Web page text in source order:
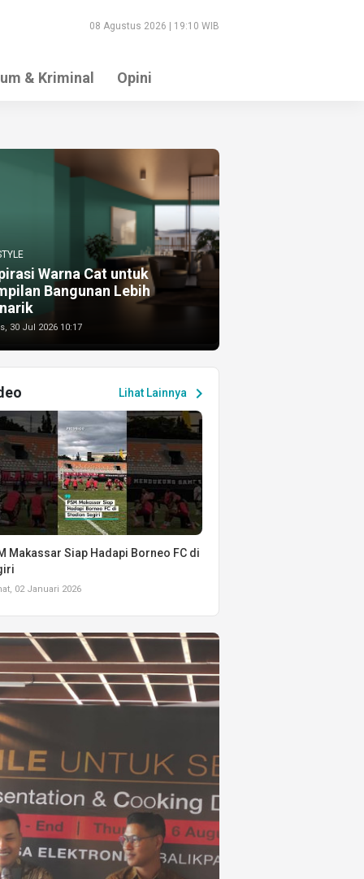
08 Agustus 2026 | 19:10 WIB
& Kriminal Opini
Warna Cat untuk
Bangunan Lebih
30 Jul 2026 10:17
Lihat Lainnya chevron_right
Makassar Siap Hadapi Borneo FC di
02 Januari 2026